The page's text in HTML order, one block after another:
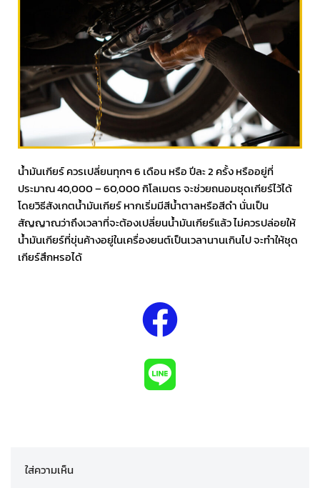
น้ำมันเกียร์ ควรเปลี่ยนทุกๆ 6 เดือน หรือ ปีละ 2 ครั้ง หรืออยู่ที่
ประมาณ 40,000 – 60,000 กิโลเมตร จะช่วยถนอมชุดเกียร์ไว้ได้
โดยวิธีสังเกตน้ำมันเกียร์ หากเริ่มมีสีน้ำตาลหรือสีดำ นั่นเป็น
สัญญาณว่าถึงเวลาที่จะต้องเปลี่ยนน้ำมันเกียร์แล้ว ไม่ควรปล่อยให้
น้ำมันเกียร์ที่ขุ่นค้างอยู่ในเครื่องยนต์เป็นเวลานานเกินไป จะทำให้ชุด
เกียร์สึกหรอได้
ใส่ความเห็น